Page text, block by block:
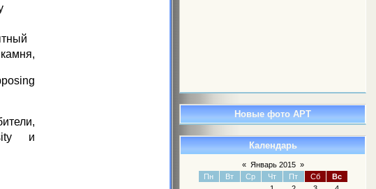
Новые фото АРТ
Календарь
« Январь 2015 »
Пн
Вт Ср Чт Пт Сб
Вс
и